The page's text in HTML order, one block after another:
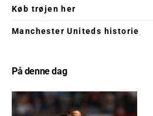
Køb trøjen her
Manchester Uniteds historie
På denne dag